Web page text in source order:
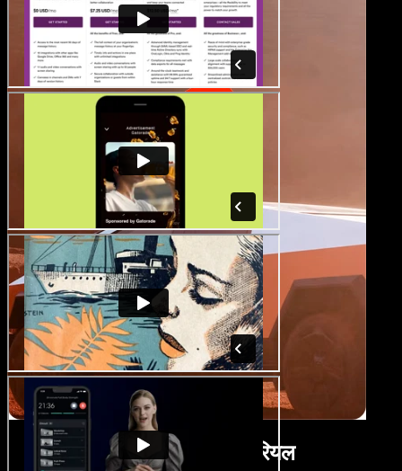
फिल्म संपादक ट्यूटोरियल